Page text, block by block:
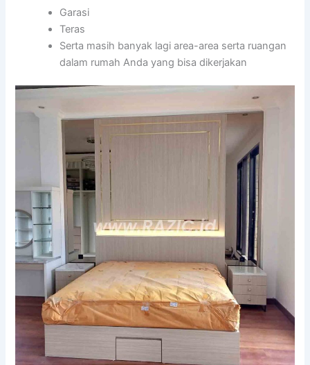
Garasi
Teras
Serta masih banyak lagi area-area serta ruangan
dalam rumah Anda yang bisa dikerjakan